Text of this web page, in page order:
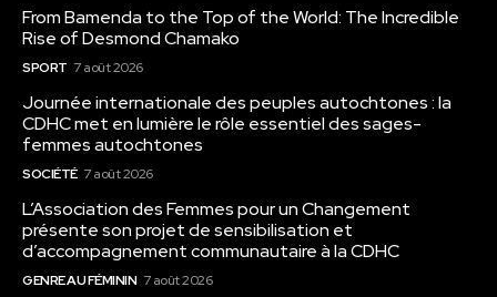
From Bamenda to the Top of the World: The Incredible
Rise of Desmond Chamako
SPORT 7 août 2026
Journée internationale des peuples autochtones : la
CDHC met en lumière le rôle essentiel des sages-
femmes autochtones
SOCIÉTÉ 7 août 2026
L’Association des Femmes pour un Changement
présente son projet de sensibilisation et
d’accompagnement communautaire à la CDHC
GENRE AU FÉMININ 7 août 2026